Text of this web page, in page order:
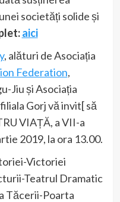
societăți solide și
aici
, alături de Asociația
Federation,
Jiu și Asociația
Gorj vă invit[ să
VIAȚĂ, a VII-a
2019, la ora 13.00.
Victoriei
Teatrul Dramatic
Tăcerii-Poarta